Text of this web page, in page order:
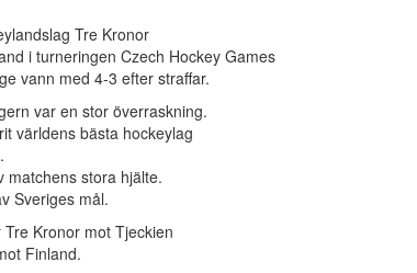
Tre Kronor
i turneringen Czech Hockey Games
vann med 4-3 efter straffar.
var en stor överraskning.
världens bästa hockeylag
matchens stora hjälte.
Sveriges mål.
Kronor mot Tjeckien
Finland.